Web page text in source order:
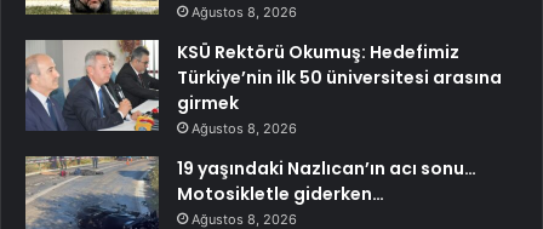
Ağustos 8, 2026
KSÜ Rektörü Okumuş: Hedefimiz
Türkiye’nin ilk 50 üniversitesi arasına
girmek
Ağustos 8, 2026
19 yaşındaki Nazlıcan’ın acı sonu…
Motosikletle giderken…
Ağustos 8, 2026